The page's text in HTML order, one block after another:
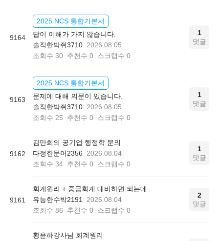
9164
2025 NCS 통합기본서
답이 이해가 가지 않습니다.
솔직한박쥐3710 2026.08.05
조회수 30 추천수 0 스크랩수 0
1
댓글
9163
2025 NCS 통합기본서
문제에 대해 의문이 있습니다.
솔직한박쥐3710 2026.08.05
조회수 25 추천수 0 스크랩수 0
1
댓글
9162
김만희의 공기업 행정학 문의
다정한문어2356
2026.08.04
조회수 34 추천수 0 스크랩수 0
1
댓글
9161
회계원리 + 중급회계 대비하면 되는데
유능한수박2191
2026.08.04
조회수 86 추천수 0 스크랩수 0
2
댓글
황윤하강사님 회계원리